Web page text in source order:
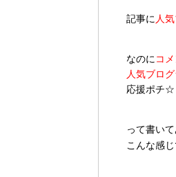
記事に 人
なのに コメ
人気ブロ
応援ポチ☆
って書いて
こんな感じ